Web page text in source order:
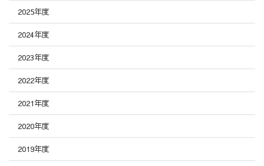
2025年度
2024年度
2023年度
2022年度
2021年度
2020年度
2019年度